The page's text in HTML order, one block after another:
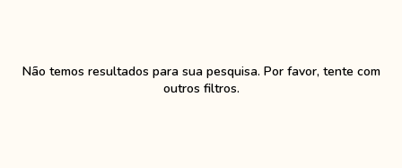
Não temos resultados para sua pesquisa. Por favor, tente com
outros filtros.